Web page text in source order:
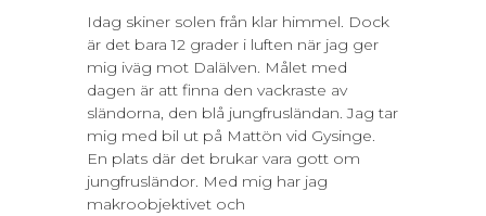
Idag skiner solen från klar himmel. Dock
är det bara 12 grader i luften när jag ger
mig iväg mot Dalälven. Målet med
dagen är att finna den vackraste av
sländorna, den blå jungfrusländan. Jag tar
mig med bil ut på Mattön vid Gysinge.
En plats där det brukar vara gott om
jungfrusländor. Med mig har jag
makroobjektivet och